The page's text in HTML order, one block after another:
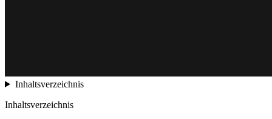
Inhaltsverzeichnis
Inhaltsverzeichnis